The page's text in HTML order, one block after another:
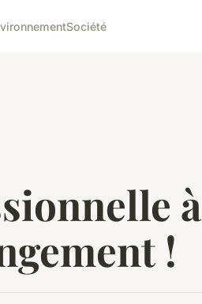
Société
à
!